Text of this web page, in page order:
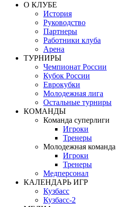
О КЛУБЕ
История
Руководство
Партнеры
Работники клуба
Арена
ТУРНИРЫ
Чемпионат России
Кубок России
Еврокубки
Молодежная лига
Остальные турниры
КОМАНДЫ
Команда суперлиги
Игроки
Тренеры
Молодежная команда
Игроки
Тренеры
Медперсонал
КАЛЕНДАРЬ ИГР
Кузбасс
Кузбасс-2